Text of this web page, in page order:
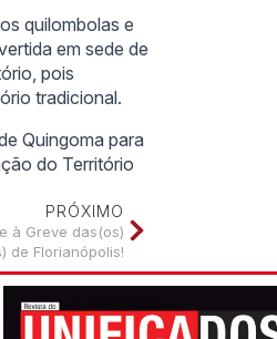
quilombolas e
em sede de
pois
tradicional.
Quingoma para
do Território
PRÓXIMO
à Greve das(os)
de Florianópolis!